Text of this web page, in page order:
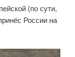
(по сути,
России на